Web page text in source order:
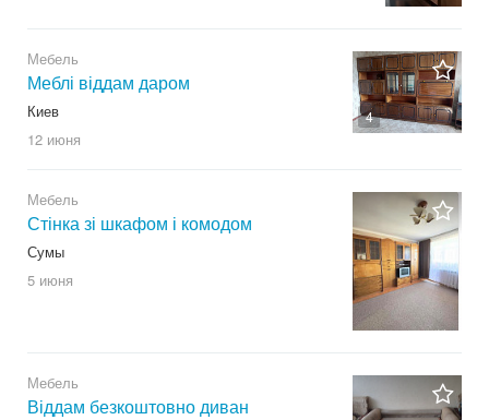
4
Мебель
Меблі віддам даром
Киев
12 июня
Мебель
Стінка зі шкафом і комодом
Сумы
5 июня
Мебель
Віддам безкоштовно диван